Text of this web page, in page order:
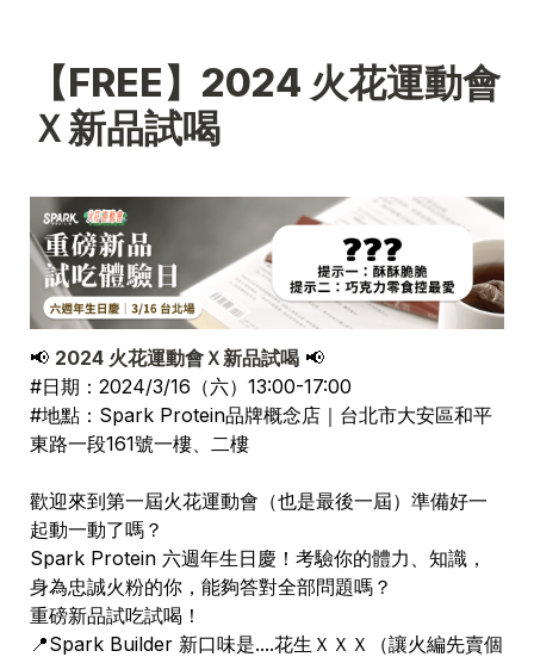
【FREE】2024 火花運動會
Ｘ新品試喝
📢 2024 火花運動會Ｘ新品試喝 📢
#日期：2024/3/16（六）13:00-17:00
#地點：Spark Protein品牌概念店｜ 台北市大安區和平
東路一段161號一樓、二樓
歡迎來到第一屆火花運動會（也是最後一屆） 準備好一
起動一動了嗎？
Spark Protein 六週年生日慶！考驗你的體力、知識，
身為忠誠火粉的你，能夠答對全部問題嗎？
📍Spark Builder 新口味是....花生ＸＸＸ
（讓火編先賣個